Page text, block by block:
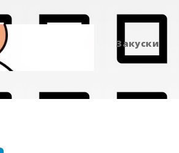
Закуски